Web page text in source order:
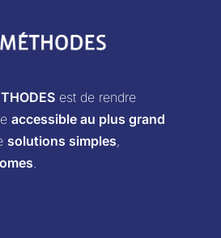
est de rendre
accessible au plus grand
solutions simples,
.